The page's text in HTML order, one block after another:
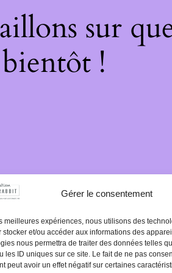
Gérer le consentement
meilleures expériences, nous utilisons des
stocker et/ou accéder aux informations des
nous permettra de traiter des données telles
les ID uniques sur ce site. Le fait de ne pas
peut avoir un effet négatif sur certaines
sur
!